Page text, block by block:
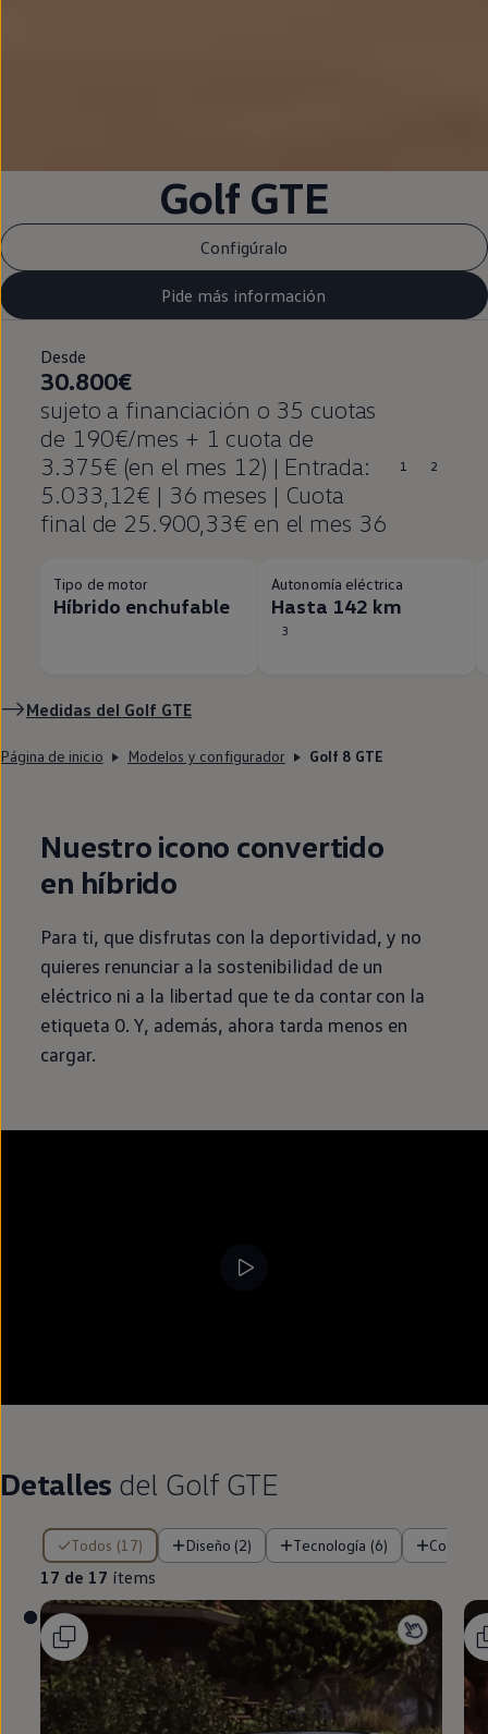
Golf GTE
Configúralo
Pide más información
Desde
30.800€
sujeto a financiación o 35 cuotas
de 190€/mes + 1 cuota de
3.375€ (en el mes 12) | Entrada:
5.033,12€ | 36 meses | Cuota
final de 25.900,33€ en el mes 36
1 2
Tipo de motor
Híbrido enchufable
Autonomía eléctrica
Hasta 142 km
3
Medidas del Golf GTE
Página de inicio Modelos y configurador Golf 8 GTE
Nuestro icono convertido
en híbrido
Para ti, que disfrutas con la deportividad, y no
quieres renunciar a la sostenibilidad de un
eléctrico ni a la libertad que te da contar con la
etiqueta 0. Y, además, ahora tarda menos en
cargar.
Detalles del Golf GTE
Todos (17) Diseño (2) Tecnología (6) Confort
17 de 17 ítems
17 de 17 ítems